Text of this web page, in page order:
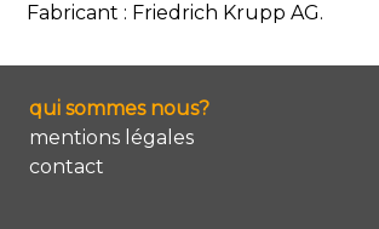
Fabricant : Friedrich Krupp AG.
qui sommes nous?
mentions légales
contact